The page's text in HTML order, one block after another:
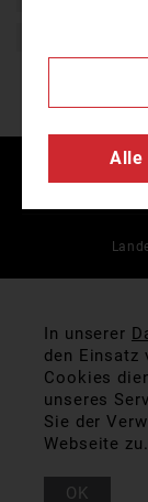
Alle
In unserer
den Einsatz
Cookies
unseres
Sie der
Webseite zu.
OK